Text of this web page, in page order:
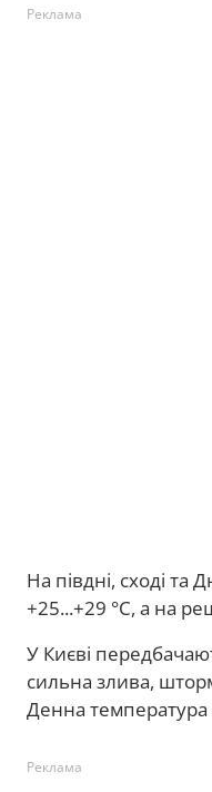
Реклама
На півдні, сході та
+25...+29 °С, а на
У Києві
сильна злива,
Денна
Реклама